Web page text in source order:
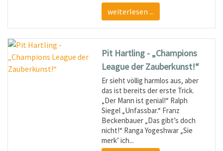
weiterlesen ...
Pit Hartling - „Champions
League der Zauberkunst!“
Er sieht völlig harmlos aus, aber
das ist bereits der erste Trick.
„Der Mann ist genial!“ Ralph
Siegel „Unfassbar.“ Franz
Beckenbauer „Das gibt’s doch
nicht!“ Ranga Yogeshwar „Sie
merk’ ich...